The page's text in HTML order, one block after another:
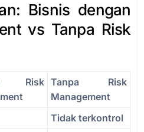
Bisnis dengan
vs Tanpa Risk
Risk Tanpa Risk
Management
Tidak terkontrol